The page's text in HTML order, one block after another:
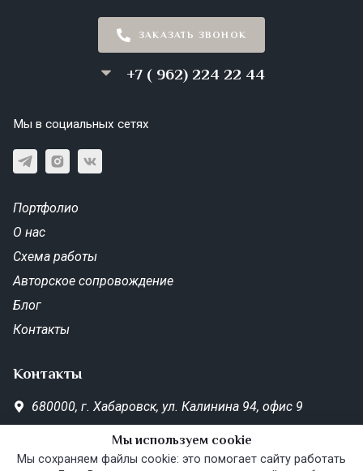
ЗАКАЗАТЬ ЗВОНОК
+7 ( 962) 224 22 44
Мы в социальных сетях
Портфолио
О нас
Схема работы
Авторское сопровождение
Блог
Контакты
Контакты
680000, г. Хабаровск, ул. Калинина 94, офис 9
Пн—Пт 10:00–19:00
Мы используем cookie
Мы сохраняем файлы cookie: это помогает сайту работать